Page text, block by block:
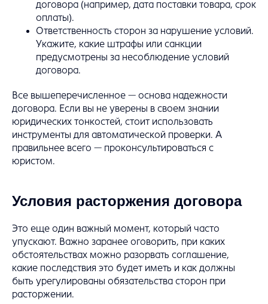
договора (например, дата поставки товара, срок
оплаты).
Ответственность сторон за нарушение условий.
Укажите, какие штрафы или санкции
предусмотрены за несоблюдение условий
договора.
Все вышеперечисленное — основа надежности
договора. Если вы не уверены в своем знании
юридических тонкостей, стоит использовать
инструменты для автоматической проверки. А
правильнее всего — проконсультироваться с
юристом.
Условия расторжения договора
Это еще один важный момент, который часто
упускают. Важно заранее оговорить, при каких
обстоятельствах можно разорвать соглашение,
какие последствия это будет иметь и как должны
быть урегулированы обязательства сторон при
расторжении.